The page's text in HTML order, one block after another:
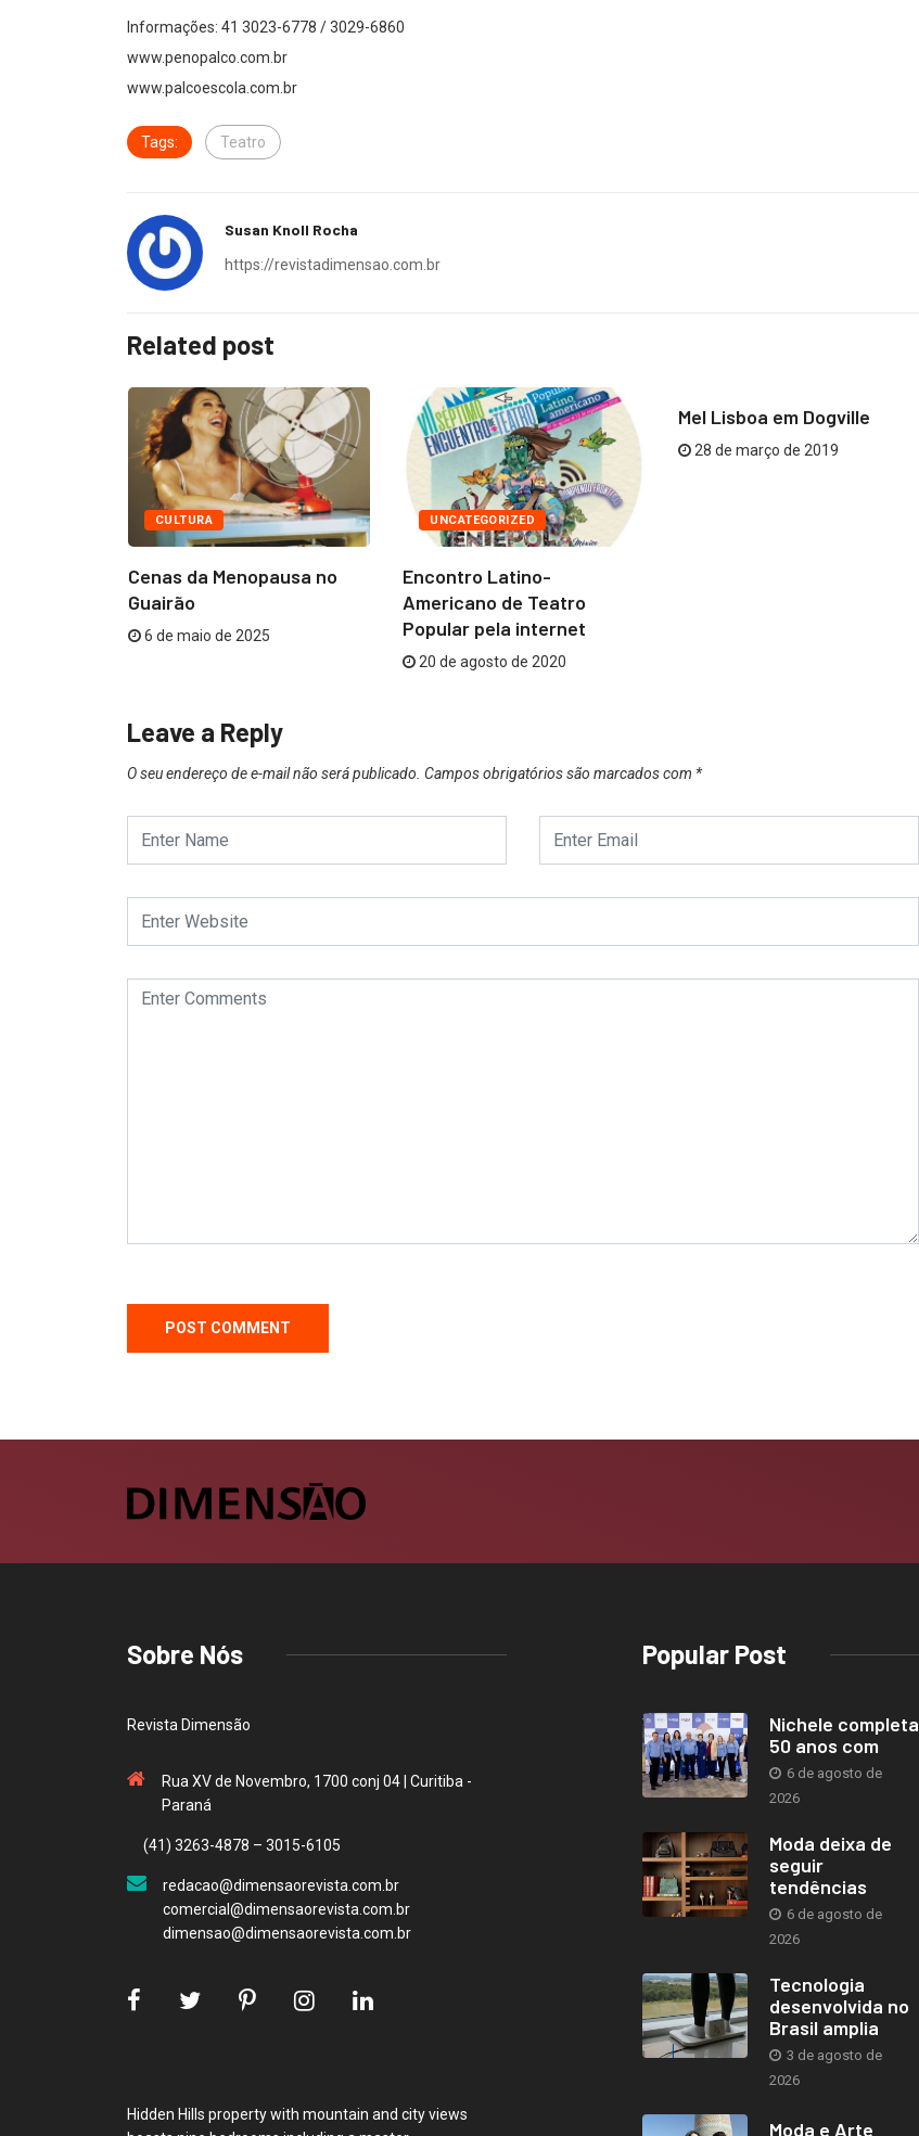
Informações: 41 3023-6778 / 3029-6860
www.penopalco.com.br
www.palcoescola.com.br
Tags: Teatro
Susan Knoll Rocha
https://revistadimensao.com.br
Related post
CULTURA
Cenas da Menopausa no
Guairão
6 de maio de 2025
UNCATEGORIZED
Encontro Latino-
Americano de Teatro
Popular pela internet
20 de agosto de 2020
Mel Lisboa em Dogville
28 de março de 2019
Leave a Reply
O seu endereço de e-mail não será publicado. Campos obrigatórios são marcados com *
Sobre Nós
Revista Dimensão
Rua XV de Novembro, 1700 conj 04 | Curitiba -
Paraná
(41) 3263-4878 – 3015-6105
redacao@dimensaorevista.com.br
comercial@dimensaorevista.com.br
dimensao@dimensaorevista.com.br
Hidden Hills property with mountain and city views
Popular Post
Nichele completa
50 anos com
6 de agosto de
2026
Moda deixa de
seguir
tendências
6 de agosto de
2026
Tecnologia
desenvolvida no
Brasil amplia
3 de agosto de
2026
Moda e Arte